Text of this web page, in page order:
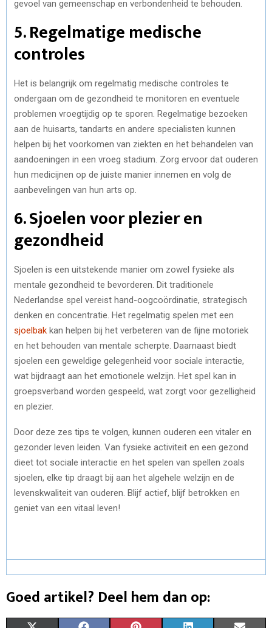
gevoel van gemeenschap en verbondenheid te behouden.
5. Regelmatige medische
controles
Het is belangrijk om regelmatig medische controles te
ondergaan om de gezondheid te monitoren en eventuele
problemen vroegtijdig op te sporen. Regelmatige bezoeken
aan de huisarts, tandarts en andere specialisten kunnen
helpen bij het voorkomen van ziekten en het behandelen van
aandoeningen in een vroeg stadium. Zorg ervoor dat ouderen
hun medicijnen op de juiste manier innemen en volg de
aanbevelingen van hun arts op.
6. Sjoelen voor plezier en
gezondheid
Sjoelen is een uitstekende manier om zowel fysieke als
mentale gezondheid te bevorderen. Dit traditionele
Nederlandse spel vereist hand-oogcoördinatie, strategisch
denken en concentratie. Het regelmatig spelen met een
sjoelbak kan helpen bij het verbeteren van de fijne motoriek
en het behouden van mentale scherpte. Daarnaast biedt
sjoelen een geweldige gelegenheid voor sociale interactie,
wat bijdraagt aan het emotionele welzijn. Het spel kan in
groepsverband worden gespeeld, wat zorgt voor gezelligheid
en plezier.
Door deze zes tips te volgen, kunnen ouderen een vitaler en
gezonder leven leiden. Van fysieke activiteit en een gezond
dieet tot sociale interactie en het spelen van spellen zoals
sjoelen, elke tip draagt bij aan het algehele welzijn en de
levenskwaliteit van ouderen. Blijf actief, blijf betrokken en
geniet van een vitaal leven!
Goed artikel? Deel hem dan op: